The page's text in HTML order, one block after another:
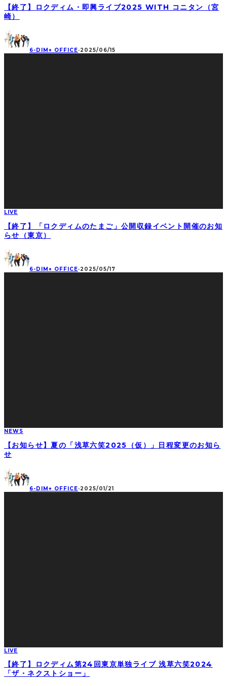
【終了】ロクディム・即興ライブ2025 WITH コニタン（宮
崎）
6-DIM+ OFFICE·2025/06/15
LIVE
【終了】「ロクディムのたまご」公開収録イベント開催のお知
らせ（東京）
6-DIM+ OFFICE·2025/05/17
NEWS
【お知らせ】夏の「浅草六笑2025（仮）」日程変更のお知ら
せ
6-DIM+ OFFICE·2025/01/21
LIVE
【終了】ロクディム第24回東京単独ライブ 浅草六笑2024
「ザ・ネクストショー」